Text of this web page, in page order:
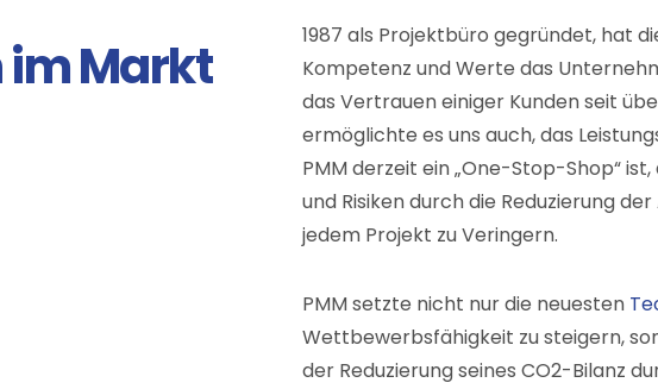
im Markt
1987 als Projektbüro gegründet, hat
Kompetenz und Werte das
das Vertrauen einiger Kunden seit
ermöglichte es uns auch, das
PMM derzeit ein „One-Stop-Shop“
und Risiken durch die Reduzierung
jedem Projekt zu Veringern.
PMM setzte nicht nur die neuesten
Wettbewerbsfähigkeit zu steigern,
der Reduzierung seines CO2-Bilanz